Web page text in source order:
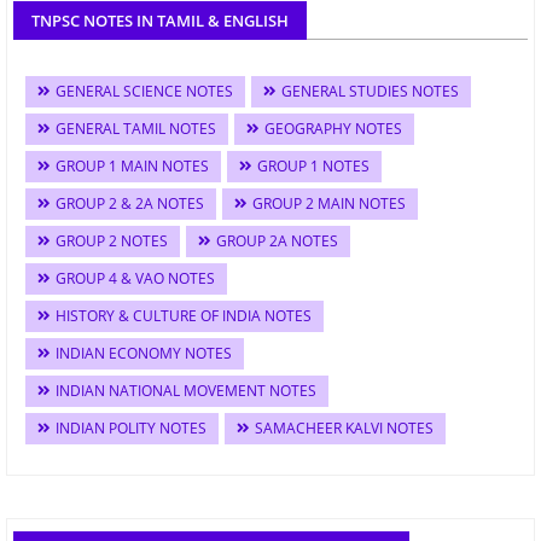
TNPSC NOTES IN TAMIL & ENGLISH
GENERAL SCIENCE NOTES
GENERAL STUDIES NOTES
GENERAL TAMIL NOTES
GEOGRAPHY NOTES
GROUP 1 MAIN NOTES
GROUP 1 NOTES
GROUP 2 & 2A NOTES
GROUP 2 MAIN NOTES
GROUP 2 NOTES
GROUP 2A NOTES
GROUP 4 & VAO NOTES
HISTORY & CULTURE OF INDIA NOTES
INDIAN ECONOMY NOTES
INDIAN NATIONAL MOVEMENT NOTES
INDIAN POLITY NOTES
SAMACHEER KALVI NOTES